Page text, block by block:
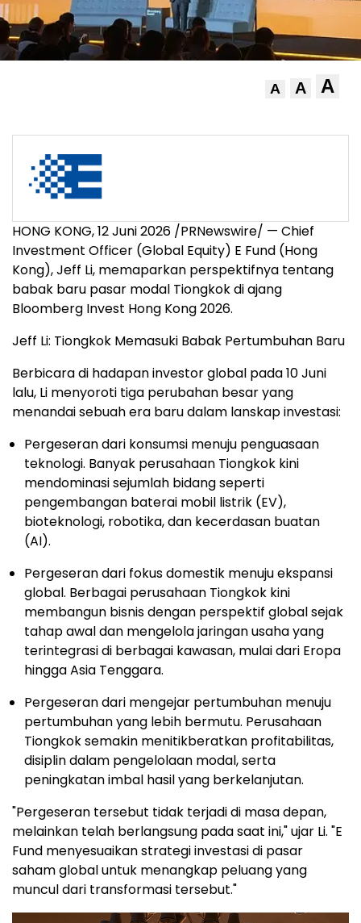
A A A
HONG KONG, 12 Juni 2026 /PRNewswire/ — Chief
Investment Officer (Global Equity) E Fund (Hong
Kong), Jeff Li, memaparkan perspektifnya tentang
babak baru pasar modal Tiongkok di ajang
Bloomberg Invest Hong Kong 2026.
Jeff Li: Tiongkok Memasuki Babak Pertumbuhan Baru
Berbicara di hadapan investor global pada 10 Juni
lalu, Li menyoroti tiga perubahan besar yang
menandai sebuah era baru dalam lanskap investasi:
Pergeseran dari konsumsi menuju penguasaan
teknologi. Banyak perusahaan Tiongkok kini
mendominasi sejumlah bidang seperti
pengembangan baterai mobil listrik (EV),
bioteknologi, robotika, dan kecerdasan buatan
(AI).
Pergeseran dari fokus domestik menuju ekspansi
global. Berbagai perusahaan Tiongkok kini
membangun bisnis dengan perspektif global sejak
tahap awal dan mengelola jaringan usaha yang
terintegrasi di berbagai kawasan, mulai dari Eropa
hingga Asia Tenggara.
Pergeseran dari mengejar pertumbuhan menuju
pertumbuhan yang lebih bermutu. Perusahaan
Tiongkok semakin menitikberatkan profitabilitas,
disiplin dalam pengelolaan modal, serta
peningkatan imbal hasil yang berkelanjutan.
"Pergeseran tersebut tidak terjadi di masa depan,
melainkan telah berlangsung pada saat ini," ujar Li. "E
Fund menyesuaikan strategi investasi di pasar
saham global untuk menangkap peluang yang
muncul dari transformasi tersebut."